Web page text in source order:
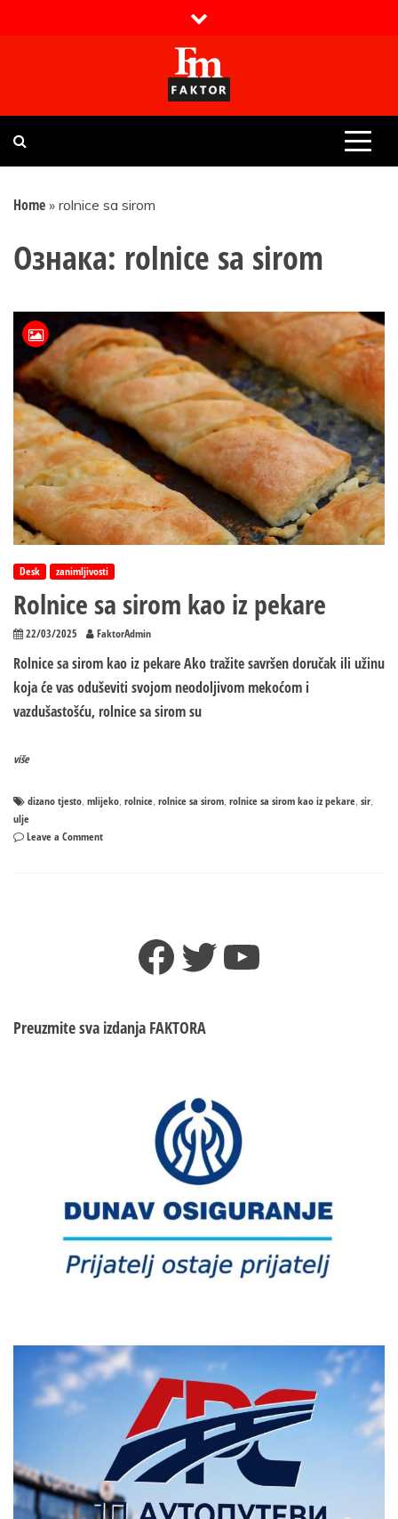
Faktor magazin
Uvijek presudan
Home » rolnice sa sirom
Ознака: rolnice sa sirom
Desk zanimljivosti
Rolnice sa sirom kao iz pekare
22/03/2025 FaktorAdmin
Rolnice sa sirom kao iz pekare Ako tražite savršen doručak ili užinu
koja će vas oduševiti svojom neodoljivom mekoćom i
vazdušastošću, rolnice sa sirom su
više
dizano tjesto, mlijeko, rolnice, rolnice sa sirom, rolnice sa sirom kao iz pekare, sir,
ulje
Leave a Commenton
Facebook
TwitterYouTube
Preuzmite sva izdanja FAKTORA